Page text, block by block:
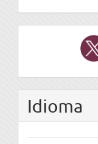
Twitter
Idioma